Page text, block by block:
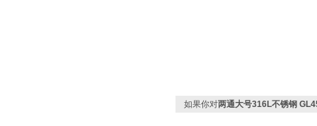
如果你对两通大号316L不锈钢